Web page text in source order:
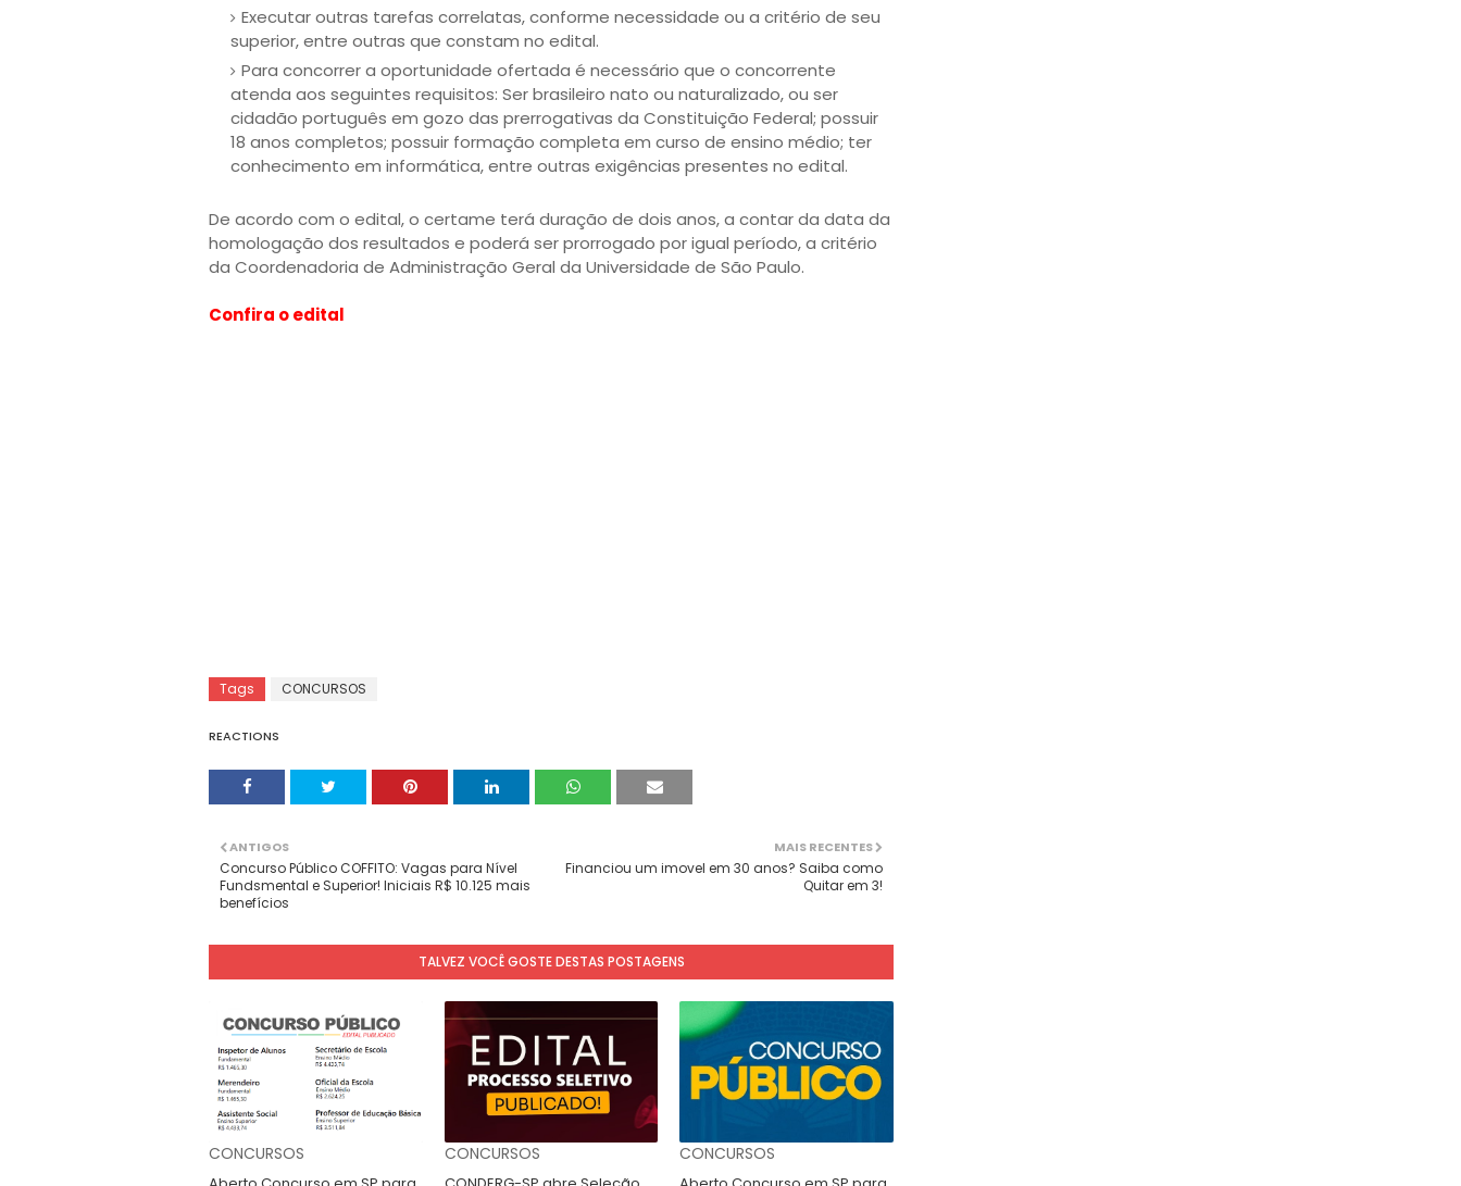
Executar outras tarefas correlatas, conforme necessidade ou a critério de seu
superior, entre outras que constam no edital.
Para concorrer a oportunidade ofertada é necessário que o concorrente
atenda aos seguintes requisitos: Ser brasileiro nato ou naturalizado, ou ser
cidadão português em gozo das prerrogativas da Constituição Federal; possuir
18 anos completos; possuir formação completa em curso de ensino médio; ter
conhecimento em informática, entre outras exigências presentes no edital.
De acordo com o edital, o certame terá duração de dois anos, a contar da data da
homologação dos resultados e poderá ser prorrogado por igual período, a critério
da Coordenadoria de Administração Geral da Universidade de São Paulo.
Confira o edital
Tags CONCURSOS
REACTIONS
MAIS RECENTES
Financiou um imovel em 30 anos? Saiba como
Quitar em 3!
ANTIGOS
Concurso Público COFFITO: Vagas para Nível
Fundsmental e Superior! Iniciais R$ 10.125 mais
benefícios
TALVEZ VOCÊ GOSTE DESTAS POSTAGENS
CONCURSOS CONCURSOS CONCURSOS